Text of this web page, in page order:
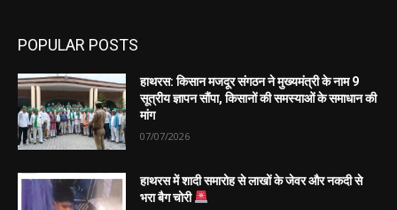
POPULAR POSTS
हाथरस: किसान मजदूर संगठन ने मुख्यमंत्री के नाम 9
सूत्रीय ज्ञापन सौंपा, किसानों की समस्याओं के समाधान की
मांग
07/07/2026
हाथरस में शादी समारोह से लाखों के जेवर और नकदी से
भरा बैग चोरी